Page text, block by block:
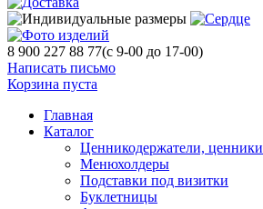
8 900 227 88 77(с 9-00 до 17-00)
Написать письмо
Корзина пуста
Главная
Каталог
Ценникодержатели, ценники
Менюхолдеры
Подставки под визитки
Буклетницы